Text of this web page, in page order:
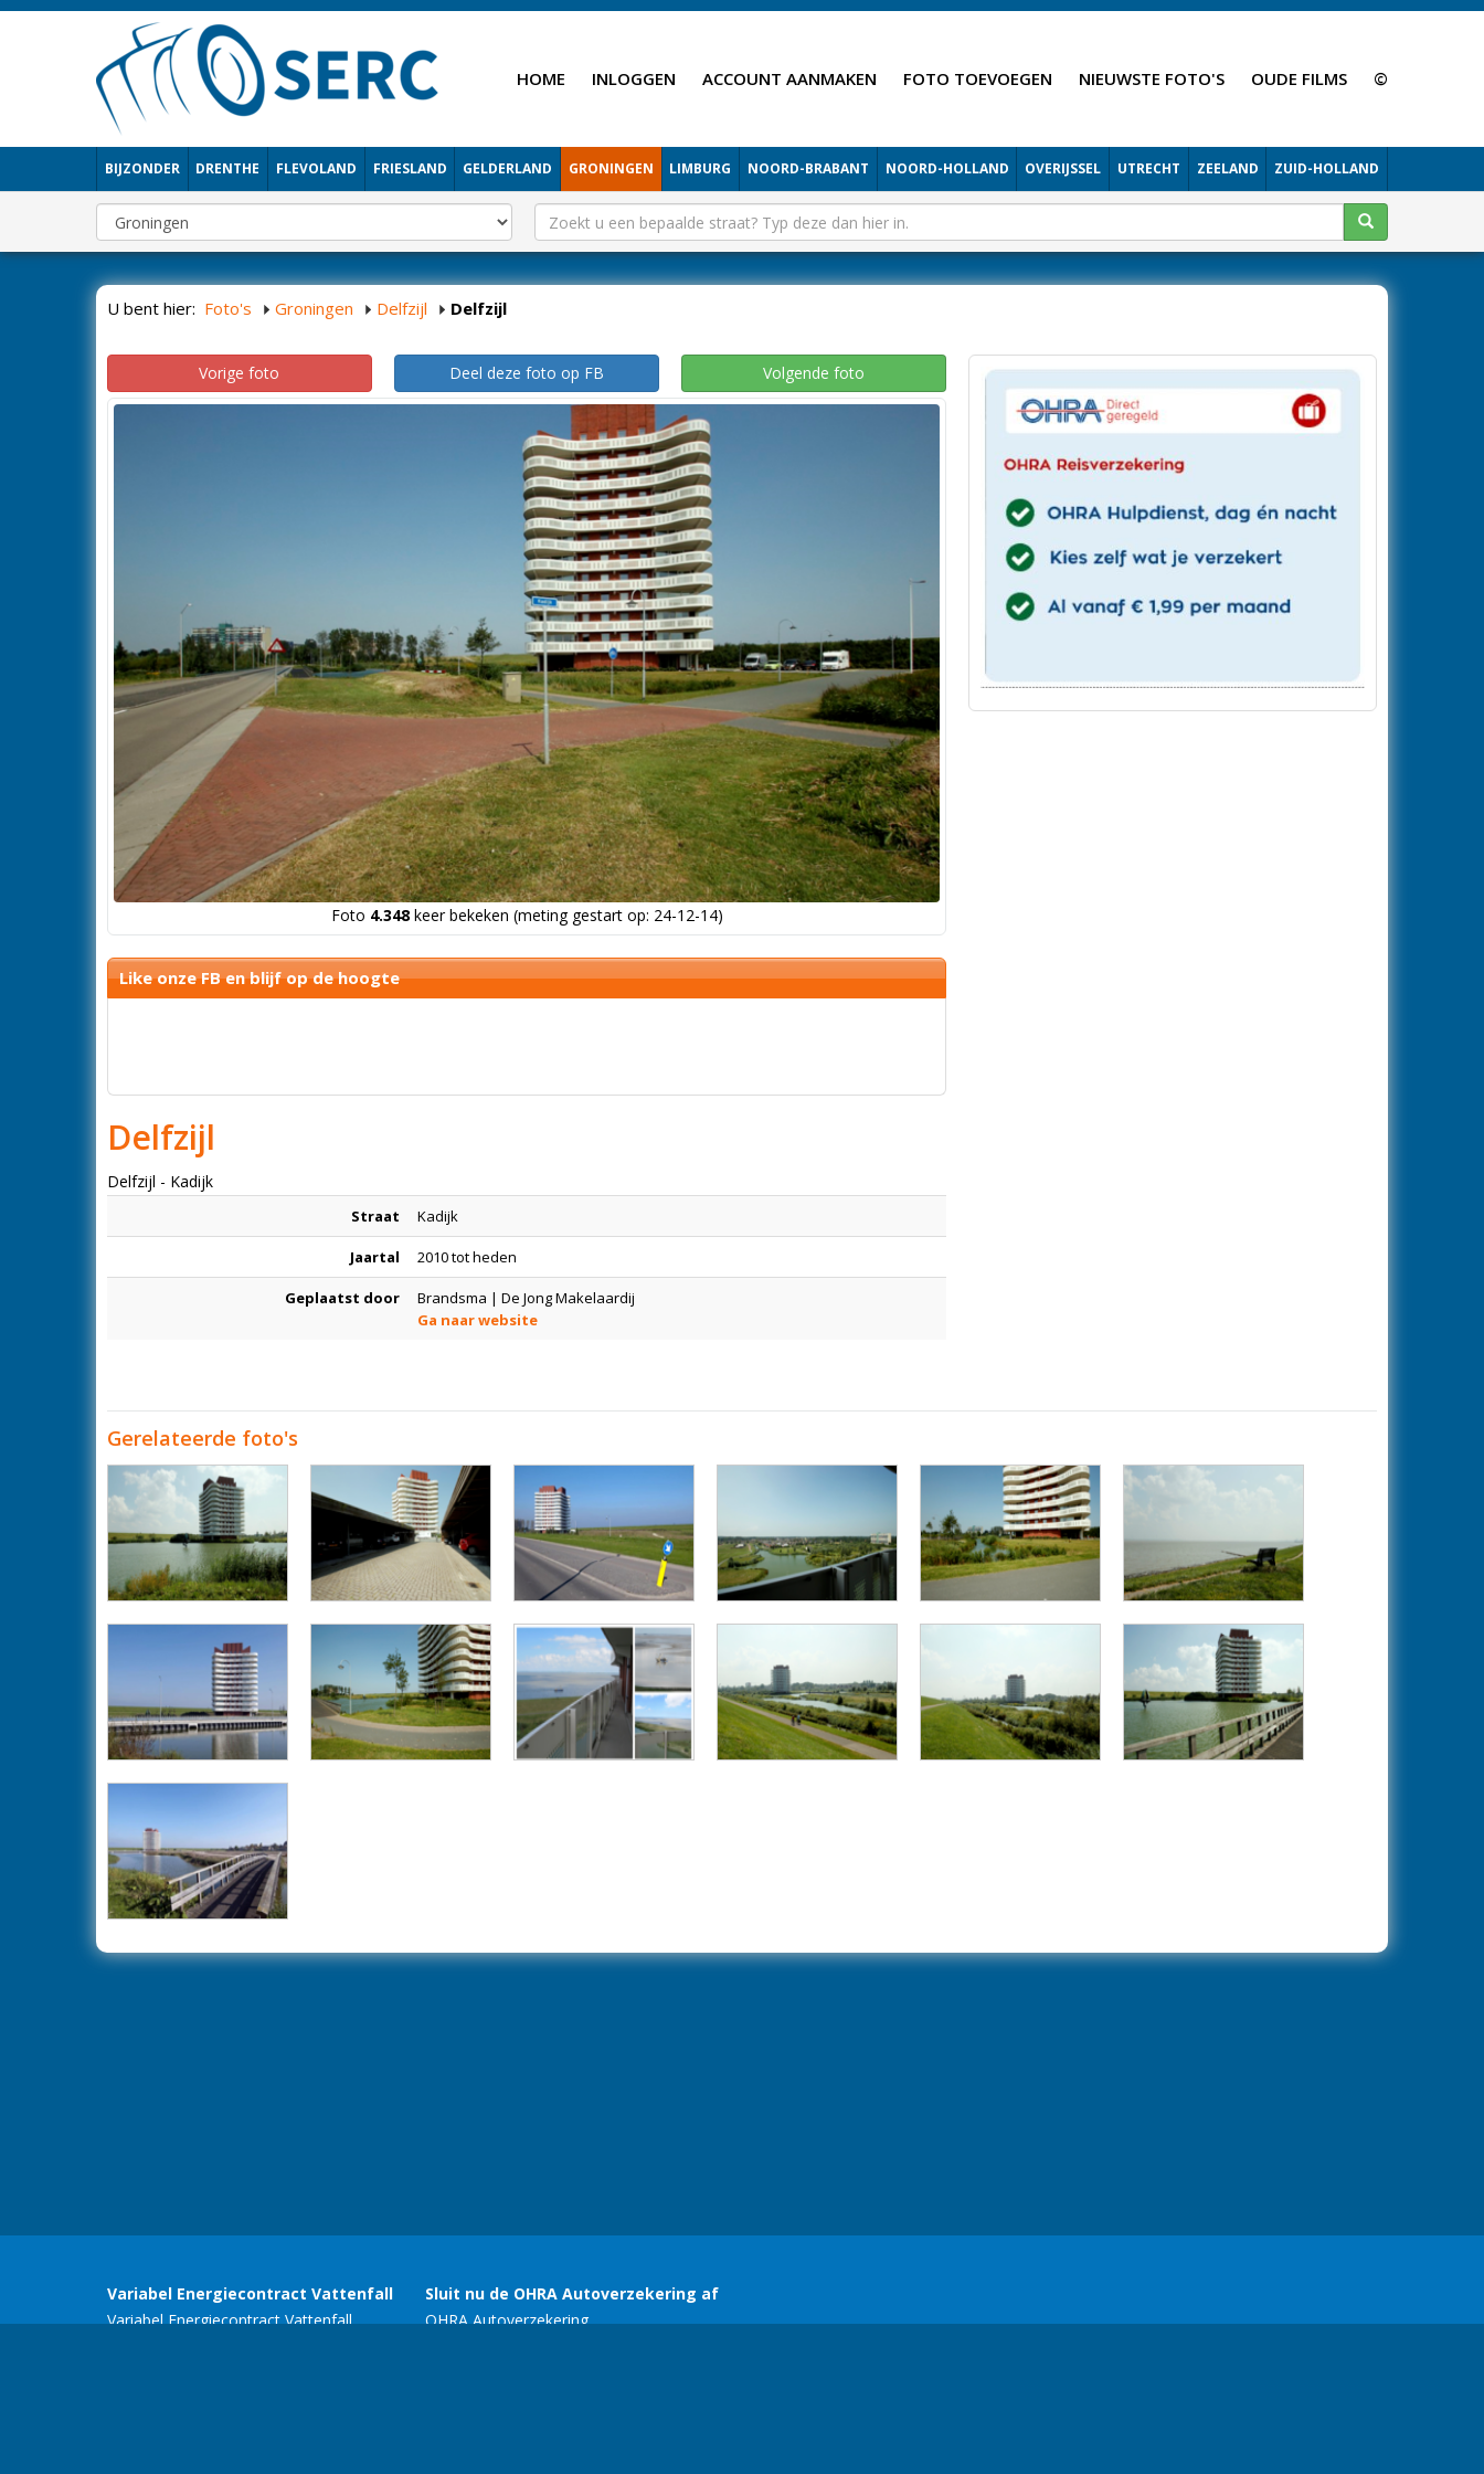
HOME INLOGGEN ACCOUNT AANMAKEN FOTO TOEVOEGEN NIEUWSTE FOTO'S OUDE FILMS ©
BIJZONDER DRENTHE FLEVOLAND FRIESLAND GELDERLAND GRONINGEN LIMBURG NOORD-BRABANT NOORD-HOLLAND OVERIJSSEL UTRECHT ZEELAND ZUID-HOLLAND
U bent hier: Foto's Groningen Delfzijl Delfzijl
Vorige foto Deel deze foto op FB Volgende foto
Foto 4.348keer bekeken (meting gestart op: 24-12-14)
Like onze FB en blijf op de hoogte
Delfzijl
Delfzijl - Kadijk
Straat Kadijk
Jaartal 2010 tot heden
Geplaatst door
Brandsma | De Jong Makelaardij
Ga naar website
Gerelateerde foto's